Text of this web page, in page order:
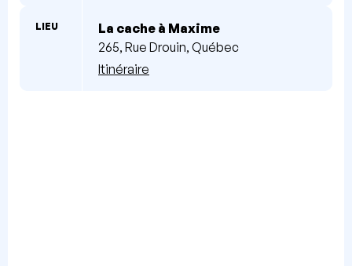
LIEU
La cache à Maxime
265, Rue Drouin, Québec
Itinéraire